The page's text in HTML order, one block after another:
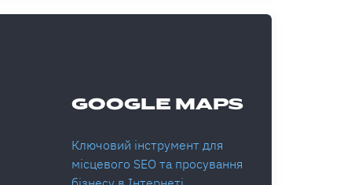
GOOGLE MAPS
Ключовий інструмент для
місцевого SEO та просування